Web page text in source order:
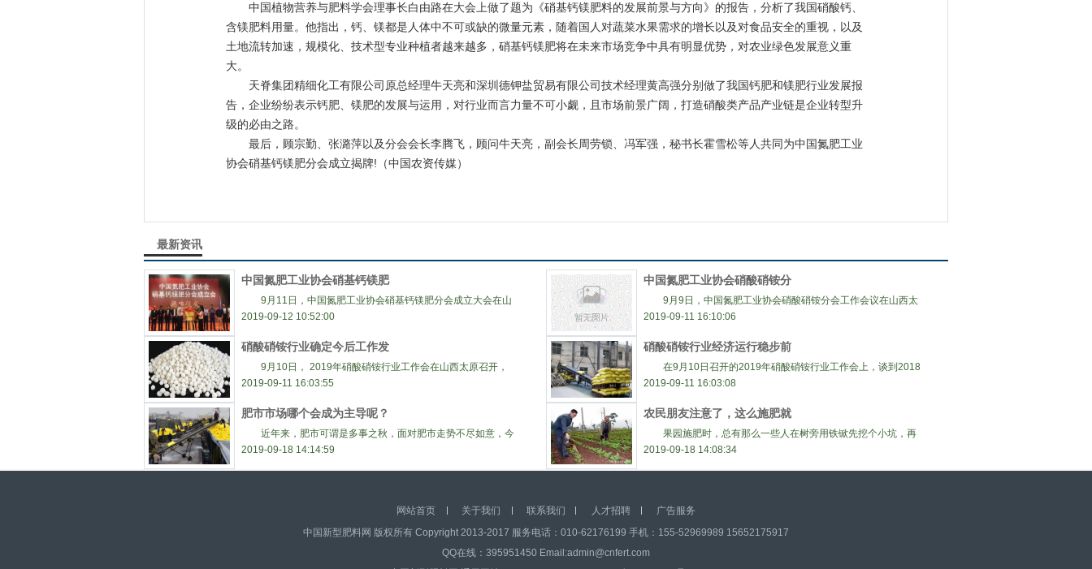
中国植物营养与肥料学会理事长白由路在大会上做了题为《硝基钙镁肥料的发展前景与方向》的报告，分析了我国硝酸钙、
含镁肥料用量。他指出，钙、镁都是人体中不可或缺的微量元素，随着国人对蔬菜水果需求的增长以及对食品安全的重视，以及
土地流转加速，规模化、技术型专业种植者越来越多，硝基钙镁肥将在未来市场竞争中具有明显优势，对农业绿色发展意义重
大。
天脊集团精细化工有限公司原总经理牛天亮和深圳德钾盐贸易有限公司技术经理黄高强分别做了我国钙肥和镁肥行业发展报
告，企业纷纷表示钙肥、镁肥的发展与运用，对行业而言力量不可小觑，且市场前景广阔，打造硝酸类产品产业链是企业转型升
级的必由之路。
最后，顾宗勤、张潞萍以及分会会长李腾飞，顾问牛天亮，副会长周劳锁、冯军强，秘书长霍雪松等人共同为中国氮肥工业
协会硝基钙镁肥分会成立揭牌!（中国农资传媒）
最新资讯
中国氮肥工业协会硝基钙镁肥
9月11日，中国氮肥工业协会硝基钙镁肥分会成立大会在山
2019-09-12 10:52:00
中国氮肥工业协会硝酸硝铵分
9月9日，中国氮肥工业协会硝酸硝铵分会工作会议在山西太
2019-09-11 16:10:06
硝酸硝铵行业确定今后工作发
9月10日， 2019年硝酸硝铵行业工作会在山西太原召开，
2019-09-11 16:03:55
硝酸硝铵行业经济运行稳步前
在9月10日召开的2019年硝酸硝铵行业工作会上，谈到2018
2019-09-11 16:03:08
肥市市场哪个会成为主导呢？
近年来，肥市可谓是多事之秋，面对肥市走势不尽如意，今
2019-09-18 14:14:59
农民朋友注意了，这么施肥就
果园施肥时，总有那么一些人在树旁用铁锨先挖个小坑，再
2019-09-18 14:08:34
网站首页 关于我们 联系我们 人才招聘
广告服务
中国新型肥料网 版权所有 Copyright 2013-2017 服务电话：010-62176199 手机：155-52969989 15652175917
QQ在线：395951450 Email:admin@cnfert.com